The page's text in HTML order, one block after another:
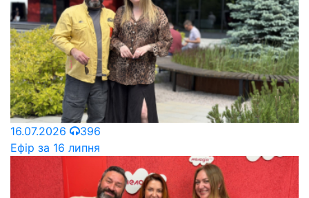
16.07.2026
396
Ефір за 16 липня